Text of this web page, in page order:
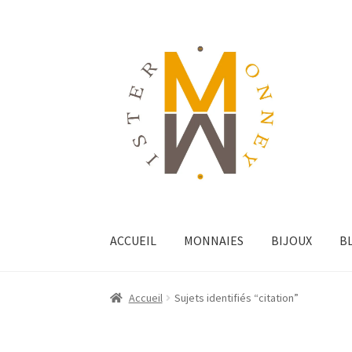
ACCUEIL MONNAIES BIJOUX
Accueil Sujets identifiés “citation”